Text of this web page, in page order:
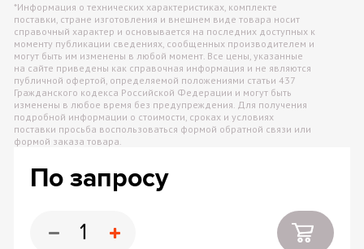
*Информация о технических характеристиках, комплекте
поставки, стране изготовления и внешнем виде товара носит
справочный характер и основывается на последних доступных к
моменту публикации сведениях, сообщенных производителем и
могут быть им изменены в любой момент. Все цены, указанные
на сайте приведены как справочная информация и не являются
публичной офертой, определяемой положениями статьи 437
Гражданского кодекса Российской Федерации и могут быть
изменены в любое время без предупреждения. Для получения
подробной информации о стоимости, сроках и условиях
поставки просьба воспользоваться формой обратной связи или
формой заказа товара.
По запросу